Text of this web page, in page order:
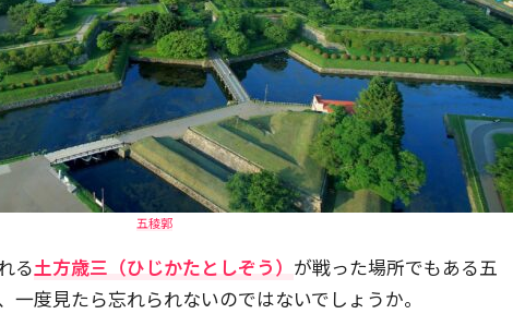
五稜郭
る土方歳三（ひじかたとしぞう） が戦った場所でもある五
一度見たら忘れられないのではないでしょうか。